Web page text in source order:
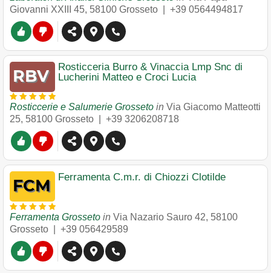
Giovanni XXIII 45, 58100 Grosseto +39 0564494817
Rosticceria Burro & Vinaccia Lmp Snc di
Lucherini Matteo e Croci Lucia
Rosticcerie e Salumerie Grosseto in Via Giacomo Matteotti
25, 58100 Grosseto +39 3206208718
Ferramenta C.m.r. di Chiozzi Clotilde
Ferramenta Grosseto in Via Nazario Sauro 42, 58100
Grosseto
+39 056429589